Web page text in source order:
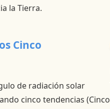
la Tierra.
Cinco
de radiación solar
cinco tendencias (Cinco